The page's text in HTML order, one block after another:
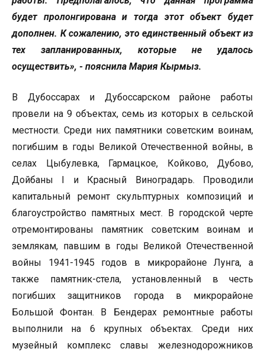
будет пролонгирована и тогда этот объект будет
дополнен. К сожалению, это единственный объект из
тех запланированных, которые не удалось
осуществить», - пояснила Мария Кырмыз.
В Дубоссарах и Дубоссарском районе работы
провели на 9 объектах, семь из которых в сельской
местности. Среди них памятники советским воинам,
погибшим в годы Великой Отечественной войны, в
селах Цыбулевка, Гармацкое, Койково, Дубово,
Дойбаны I и Красный Виноградарь. Проводили
капитальный ремонт скульптурных композиций и
благоустройство памятных мест. В городской черте
отремонтированы памятник советским воинам и
землякам, павшим в годы Великой Отечественной
войны 1941-1945 годов в микрорайоне Лунга, а
также памятник-стела, установленный в честь
погибших защитников города в микрорайоне
Большой Фонтан. В Бендерах ремонтные работы
выполнили на 6 крупных объектах. Среди них
музейный комплекс славы железнодорожников